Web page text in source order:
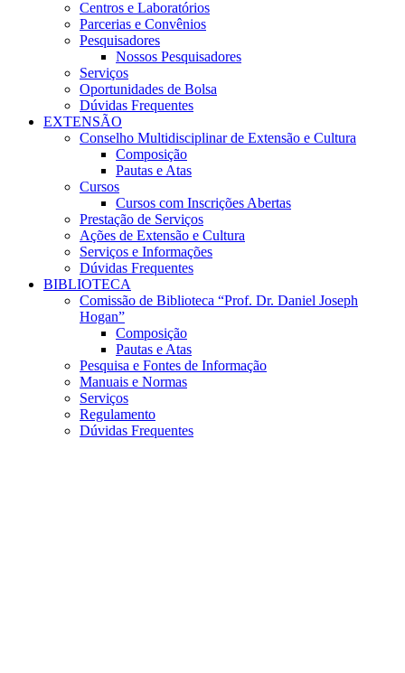
Centros e Laboratórios
Parcerias e Convênios
Pesquisadores
Nossos Pesquisadores
Serviços
Oportunidades de Bolsa
Dúvidas Frequentes
EXTENSÃO
Conselho Multidisciplinar de Extensão e Cultura
Composição
Pautas e Atas
Cursos
Cursos com Inscrições Abertas
Prestação de Serviços
Ações de Extensão e Cultura
Serviços e Informações
Dúvidas Frequentes
BIBLIOTECA
Comissão de Biblioteca “Prof. Dr. Daniel Joseph
Hogan”
Composição
Pautas e Atas
Pesquisa e Fontes de Informação
Manuais e Normas
Serviços
Regulamento
Dúvidas Frequentes